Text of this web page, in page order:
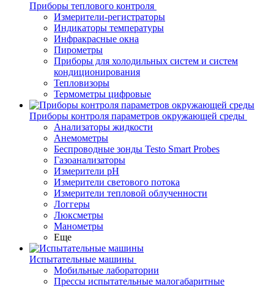
Приборы теплового контроля
Измерители-регистраторы
Индикаторы температуры
Инфракрасные окна
Пирометры
Приборы для холодильных систем и систем
кондиционирования
Тепловизоры
Термометры цифровые
Приборы контроля параметров окружающей среды
Анализаторы жидкости
Анемометры
Беспроводные зонды Testo Smart Probes
Газоанализаторы
Измерители pH
Измерители светового потока
Измерители тепловой облученности
Логгеры
Люксметры
Манометры
Еще
Испытательные машины
Мобильные лаборатории
Прессы испытательные малогабаритные